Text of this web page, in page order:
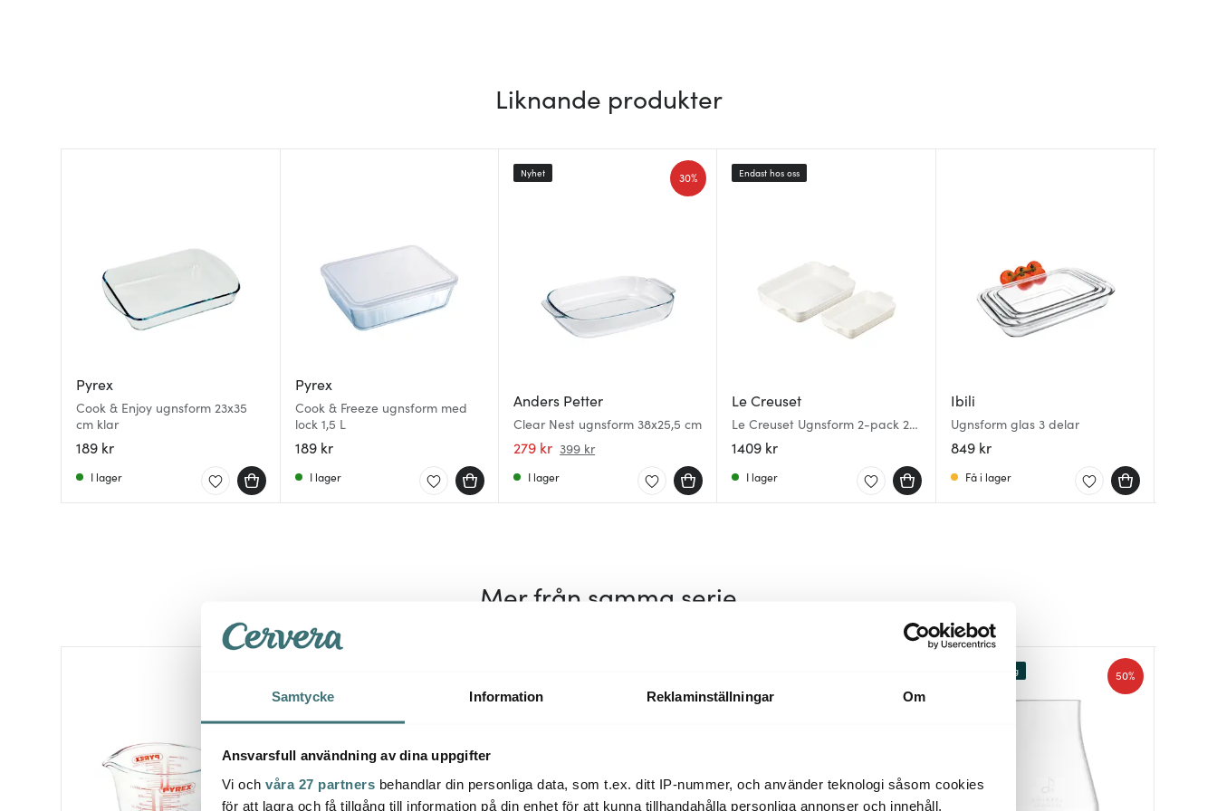
Samtycke Information Reklaminställningar Om
Ansvarsfull användning av dina uppgifter
Vi och våra 27 partners behandlar din personliga data, som t.ex. ditt IP-nummer, och använder teknologi såsom cookies
för att lagra och få tillgång till information på din enhet för att kunna tillhandahålla personliga annonser och innehåll,
Liknande produkter
Pyrex
Cook & Enjoy ugnsform 23x35
cm klar
189 kr
I lager
Pyrex
Cook & Freeze ugnsform med
lock 1,5 L
189 kr
I lager
Anders Petter
Clear Nest ugnsform 38x25,5 cm
279 kr 399 kr
30%
Nyhet
I lager
Le Creuset
Le Creuset Ugnsform 2-pack 25
& 32 cm Meringue
1409 kr
Endast hos oss
I lager
Ibili
Ugnsform glas 3 delar
849 kr
Få i lager
Mer från samma serie
50%
Lagerrensning